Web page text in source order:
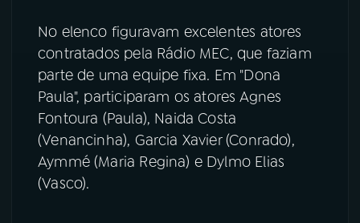
No elenco figuravam excelentes atores
contratados pela Rádio MEC, que faziam
parte de uma equipe fixa. Em "Dona
Paula", participaram os atores Agnes
Fontoura (Paula), Naida Costa
(Venancinha), Garcia Xavier (Conrado),
Aymmé (Maria Regina) e Dylmo Elias
(Vasco).